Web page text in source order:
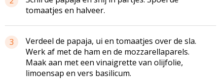
tomaatjes en halveer.
3
Verdeel de papaja, ui en tomaatjes over de sla.
Werk af met de ham en de mozzarellaparels.
Maak aan met een vinaigrette van olijfolie,
limoensap en vers basilicum.